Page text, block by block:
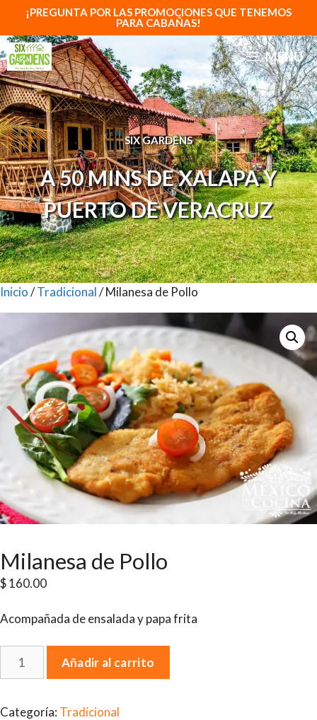
Saltar
contenido
¡PREGUNTA POR LAS PROMOCIONES QUE TENEMOS
PARA CABAÑAS!
MENÚ
SIX GARDENS
A 50 MINS DE XALAPA Y
PUERTO DE VERACRUZ
Inicio/Tradicional/ Milanesa de Pollo
Milanesa de Pollo
$160.00
Acompañada de ensalada y papa frita
cantidad
Añadir al carrito
Categoría: Tradicional